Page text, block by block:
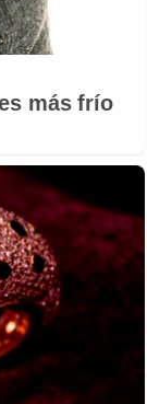
más frío